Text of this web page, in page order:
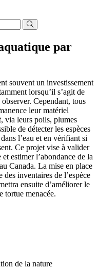
par
souvent un investissement
lorsqu’il s’agit de
Cependant, tous
leur matériel
via leurs poils, plumes
de détecter les espèces
l’eau et en vérifiant si
Ce projet vise à valider
estimer l’abondance de la
Canada. La mise en place
inventaires de l’espèce
ensuite d’améliorer le
tortue menacée.
de la nature